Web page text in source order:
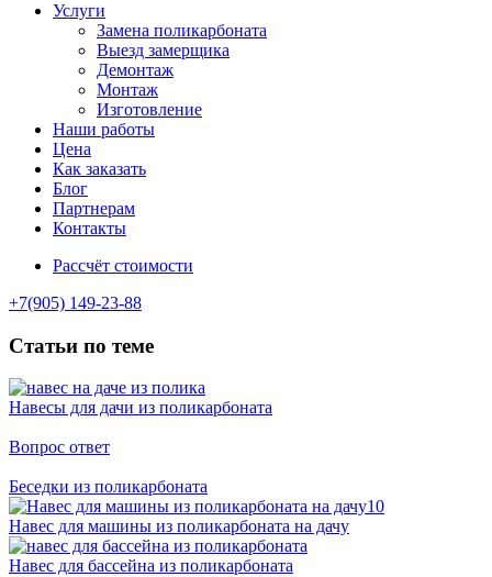
Услуги
Замена поликарбоната
Выезд замерщика
Демонтаж
Монтаж
Изготовление
Наши работы
Цена
Как заказать
Блог
Партнерам
Контакты
Рассчёт стоимости
+7(905) 149-23-88
Статьи по теме
Навесы для дачи из поликарбоната
Вопрос ответ
Беседки из поликарбоната
Навес для машины из поликарбоната на дачу
Навес для бассейна из поликарбоната